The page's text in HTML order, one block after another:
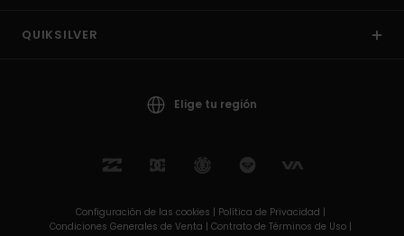
QUIKSILVER
Elige tu región
Configuración de las cookies | Política de Privacidad |
Condiciones Generales de Venta | Contrato de Términos de Uso |